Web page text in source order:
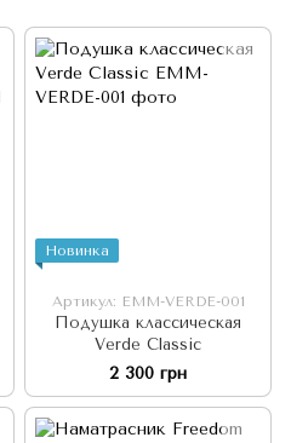
Новинка
Артикул: EMM-VERDE-001
Подушка классическая
Verde Classic
2 300 грн